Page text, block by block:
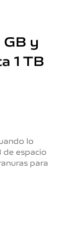
y
1 TB
lo
de espacio
para